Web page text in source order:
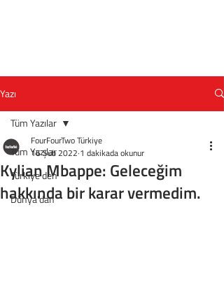
Yazı
Tüm Yazılar
Türkiye'den
Dünya'dan
Tüm Yazılar
Kylian Mbappe: Geleceğim
hakkında bir karar vermedim.
FourFourTwo Türkiye
16 Şub 2022 1 dakikada okunur